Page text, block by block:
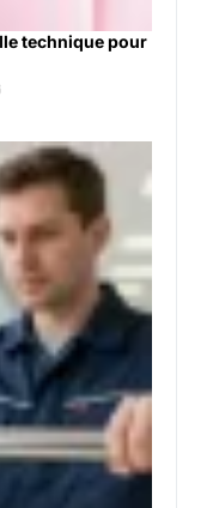
technique pour